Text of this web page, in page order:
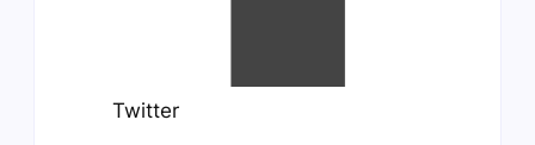
Twitter